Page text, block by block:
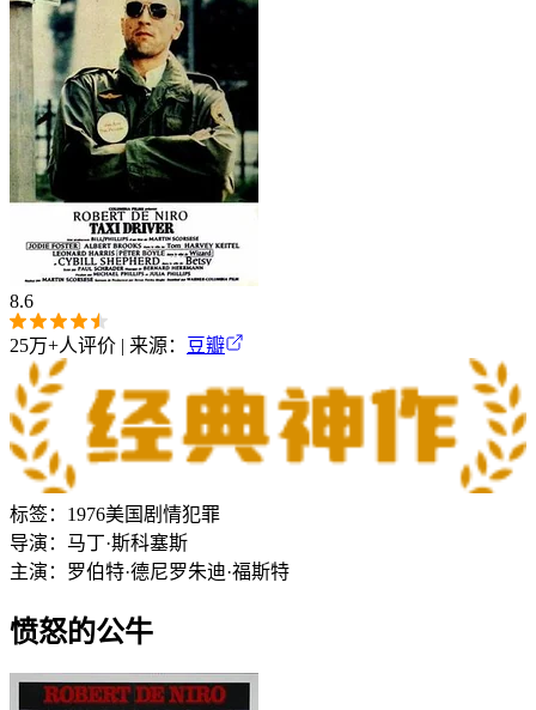
8.6
25万+人评价 | 来源： 豆瓣
标签： 1976美国 剧情犯罪
导演： 马丁·斯科塞斯
主演： 罗伯特·德尼罗朱迪·福斯特
愤怒的公牛